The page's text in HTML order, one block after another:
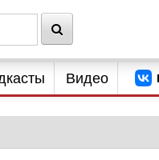
Видео